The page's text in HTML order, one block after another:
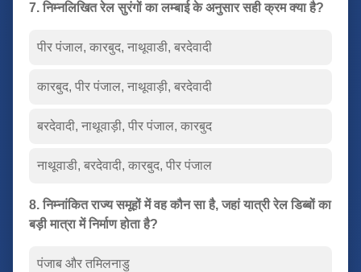
7. निम्नलिखित रेल सुरंगों का लम्बाई के अनुसार सही क्रम क्या है?
पीर पंजाल, कारबुद, नाथूवाडी, बरदेवादी
कारबुद, पीर पंजाल, नाथूवाड़ी, बरदेवादी
बरदेवादी, नाथूवाड़ी, पीर पंजाल, कारबुद
नाथूवाडी, बरदेवादी, कारबुद, पीर पंजाल
8. निम्नांकित राज्य समूहों में वह कौन सा है, जहां यात्री रेल डिब्बों का
बड़ी मात्रा में निर्माण होता है?
पंजाब और तमिलनाडु